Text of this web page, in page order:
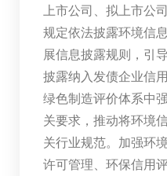
上市公司、拟上市公
规定依法披露环境信
展信息披露规则，引
披露纳入发债企业信
绿色制造评价体系中
关要求，推动将环境
关行业规范。加强环
许可管理、环保信用